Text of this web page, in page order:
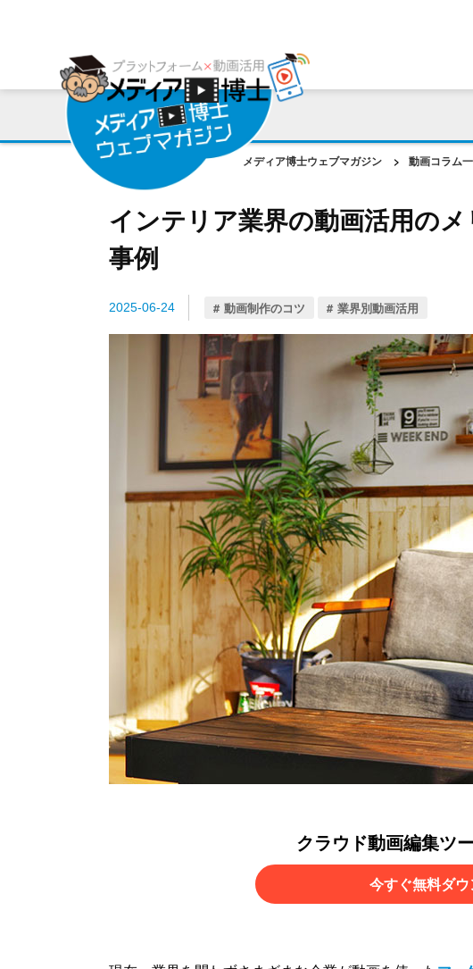
ットフォーム
編集ツール
用会社様の声
ラットフォーム事例
ンサルティング・サポート
役立ち資料
メディア博士ウェブマガジン > 動画コラム
インテリア業界の動画活用の
事例
2025-06-24 動画制作のコツ 業界別動画活用
クラウド動画編集ツ
今すぐ無料ダ